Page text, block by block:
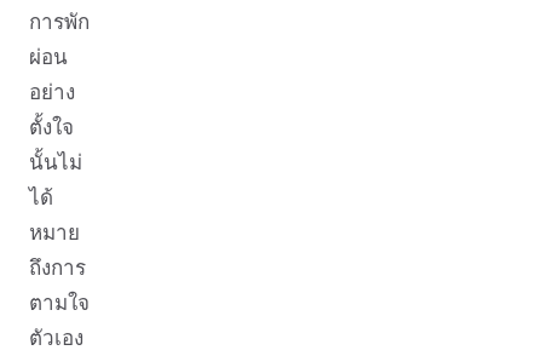
การพัก
ผ่อน
อย่าง
ตั้งใจ
นั้นไม่
ได้
หมาย
ถึงการ
ตามใจ
ตัวเอง